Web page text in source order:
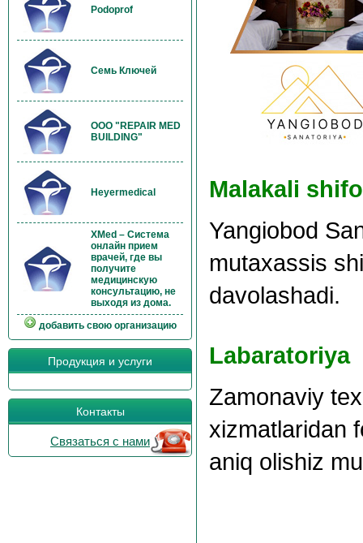
Podoprof
Семь Ключей
OOO "REPAIR MED
BUILDING"
Heyermedical
XMed – Система
онлайн прием
врачей, где вы
получите
медицинскую
консультацию, не
выходя из дома.
добавить свою организацию
Продукция и услуги
Контакты
Связаться с нами
Malakali
Yangiobod
mutaxassis
davolashadi.
Labaratoriya
Zamonaviy
xizmatlaridan
aniq olishiz